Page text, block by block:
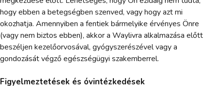
hogy ebben a betegségben szenved, vagy hogy azt mi
okozhatja. Amennyiben a fentiek bármelyike érvényes Önre
(vagy nem biztos ebben), akkor a Waylivra alkalmazása előtt
beszéljen kezelőorvosával, gyógyszerészével vagy a
gondozását végző egészségügyi szakemberrel.
Figyelmeztetések és óvintézkedések